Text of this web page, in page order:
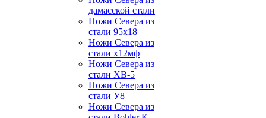
дамасской стали
Ножи Севера из
стали 95х18
Ножи Севера из
стали х12мф
Ножи Севера из
стали ХВ-5
Ножи Севера из
стали У8
Ножи Севера из